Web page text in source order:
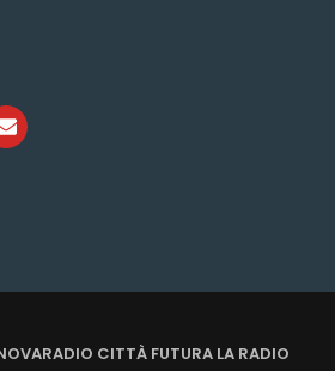
CITTÀ FUTURA LA RADIO